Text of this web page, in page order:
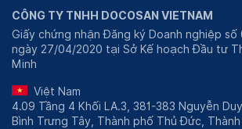
CÔNG TY TNHH DOCOSAN VIETNAM
Giấy chứng nhận Đăng ký Doanh nghiệp số
ngày 27/04/2020 tại Sở Kế hoạch Đầu tư
Minh
Việt Nam
4.09 Tầng 4 Khối LA.3, 381-383 Nguyễn
Bình Trưng Tây, Thành phố Thủ Đức, Thành